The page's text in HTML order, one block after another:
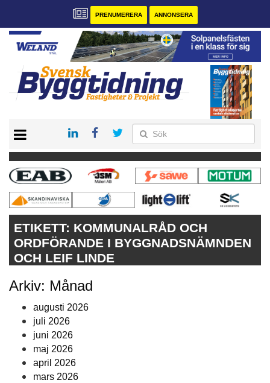
PRENUMERERA ANNONSERA
PRENUMERERA
VÅRA ANDRA MAGASIN
ANNONSERA
KONTAKT
ETIKETT: KOMMUNALRÅD OCH
ORDFÖRANDE I BYGGNADSNÄMNDEN
OCH LEIF LINDE
Arkiv: Månad
augusti 2026
juli 2026
juni 2026
maj 2026
april 2026
mars 2026